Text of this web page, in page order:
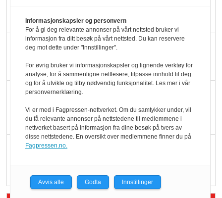
Potetball, kylling og 98
oktan
KBS-bransjen i
endring: Stadig større
serveringstilbud
Informasjonskapsler og personvern
For å gi deg relevante annonser på vårt nettsted bruker vi
informasjon fra ditt besøk på vårt nettsted. Du kan reservere
deg mot dette under "Innstillinger".
For øvrig bruker vi informasjonskapsler og lignende verktøy for
analyse, for å sammenligne nettlesere, tilpasse innhold til deg
og for å utvikle og tilby nødvendig funksjonalitet. Les mer i vår
personvernerklæring.
Vi er med i Fagpressen-nettverket. Om du samtykker under, vil
du få relevante annonser på nettstedene til medlemmene i
nettverket basert på informasjon fra dine besøk på tvers av
disse nettstedene. En oversikt over medlemmene finner du på
Fagpressen.no.
Avvis alle Godta Innstillinger